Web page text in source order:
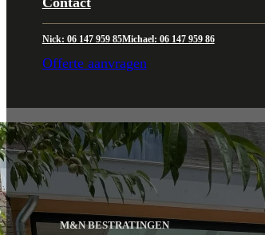
Nick: 06 147 959 85Michael: 06 147 959 86
Offerte aanvragen
M&N BESTRATINGEN